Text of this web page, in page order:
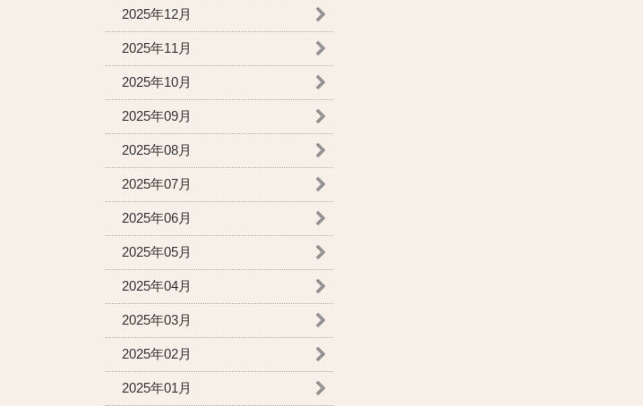
2025年12月
2025年11月
2025年10月
2025年09月
2025年08月
2025年07月
2025年06月
2025年05月
2025年04月
2025年03月
2025年02月
2025年01月